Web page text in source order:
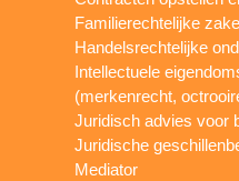
Familierechtelijke
Handelsrechtelijke
Intellectuele
(merkenrecht,
Juridisch advies voor
Juridische
Mediator